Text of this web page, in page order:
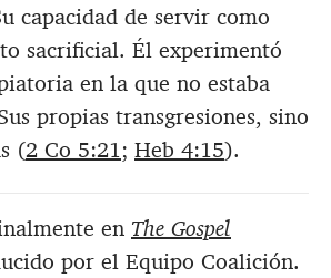
capacidad de servir como
sacrificial. Él experimentó
en la que no estaba
propias transgresiones, sino
(2 Co 5:21; Heb 4:15).
en The Gospel
por el Equipo Coalición.